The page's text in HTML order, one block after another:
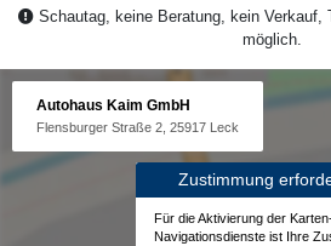
Schautag, keine Beratung, kein Verkauf,
möglich.
Autohaus Kaim GmbH
Flensburger Straße 2, 25917 Leck
Zustimmung
Für die Aktivierung der
Navigationsdienste ist Ihre